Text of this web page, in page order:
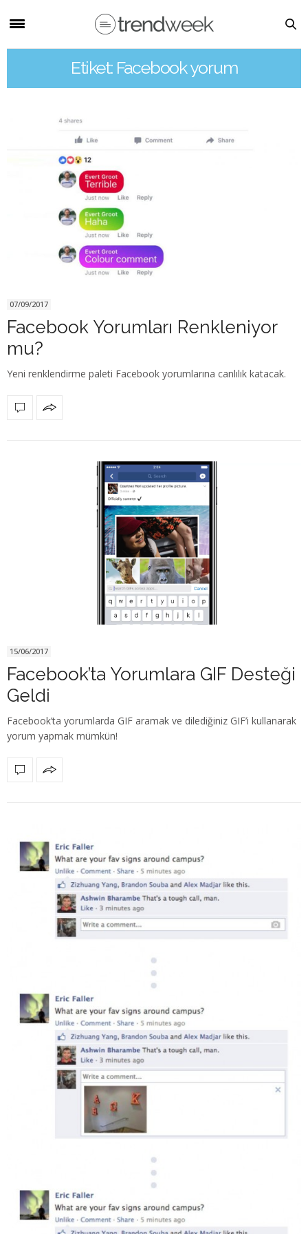
Etiket: Facebook yorum
07/09/2017
Facebook Yorumları Renkleniyor
mu?
Yeni renklendirme paleti Facebook yorumlarına canlılık katacak.
15/06/2017
Facebook’ta Yorumlara GIF Desteği
Geldi
Facebook’ta yorumlarda GIF aramak ve dilediğiniz GIF’i kullanarak
yorum yapmak mümkün!